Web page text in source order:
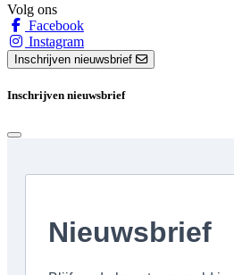
Volg ons
Facebook
Instagram
Inschrijven nieuwsbrief
Inschrijven nieuwsbrief